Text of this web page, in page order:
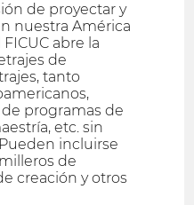
de proyectar y
nuestra América
abre la
de
tanto
programas de
etc. sin
incluirse
de
creación y otros